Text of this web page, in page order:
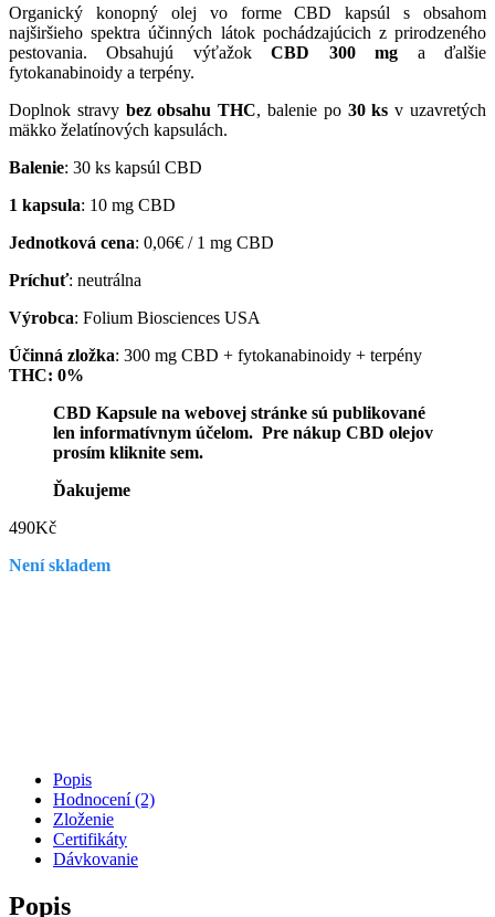
Organický konopný olej vo forme CBD kapsúl s obsahom
najširšieho spektra účinných látok pochádzajúcich z prirodzeného
pestovania. Obsahujú výťažokCBD 300 mg a ďalšie
fytokanabinoidy a terpény.
Doplnok stravy bez obsahu THC, balenie po30 ks v uzavretých
mäkko želatínových kapsulách.
Balenie: 30 ks kapsúl CBD
1 kapsula: 10 mg CBD
Jednotková cena: 0,06€ / 1 mg CBD
Príchuť: neutrálna
Výrobca: Folium Biosciences USA
Účinná zložka: 300 mg CBD + fytokanabinoidy + terpény
THC: 0%
CBD Kapsule na webovej stránke sú publikované
len informatívnym účelom. Pre nákup CBD olejov
prosím kliknite sem.
Ďakujeme
490Kč
Není skladem
Popis
Hodnocení (2)
Zloženie
Certifikáty
Dávkovanie
Popis